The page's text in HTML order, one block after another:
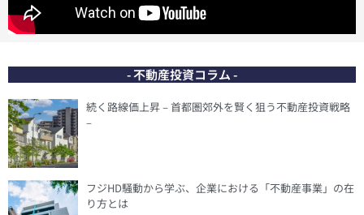
- 不動産投資コラム -
続く路線価上昇 – 首都圏郊外を賢く狙う不動産投資戦略
–
フジHD騒動から学ぶ、企業における「不動産事業」の在
り方とは